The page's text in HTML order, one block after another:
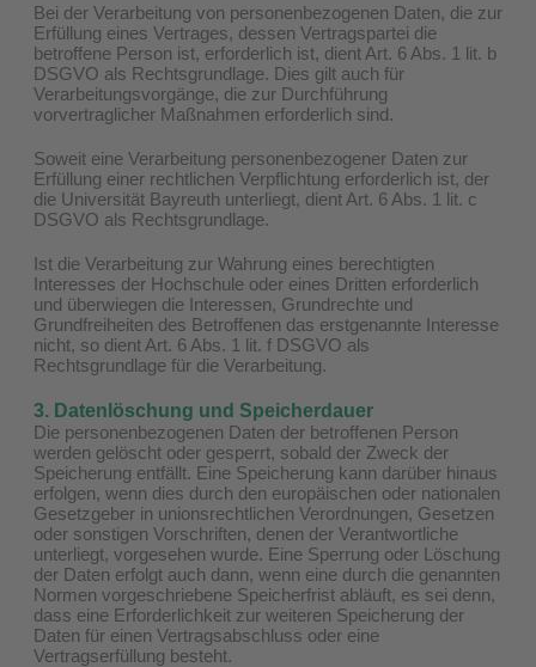
Bei der Verarbeitung von personenbezogenen Daten, die zur
Erfüllung eines Vertrages, dessen Vertragspartei die
betroffene Person ist, erforderlich ist, dient Art. 6 Abs. 1 lit. b
DSGVO als Rechtsgrundlage. Dies gilt auch für
Verarbeitungsvorgänge, die zur Durchführung
vorvertraglicher Maßnahmen erforderlich sind.
Soweit eine Verarbeitung personenbezogener Daten zur
Erfüllung einer rechtlichen Verpflichtung erforderlich ist, der
die Universität Bayreuth unterliegt, dient Art. 6 Abs. 1 lit. c
DSGVO als Rechtsgrundlage.
Ist die Verarbeitung zur Wahrung eines berechtigten
Interesses der Hochschule oder eines Dritten erforderlich
und überwiegen die Interessen, Grundrechte und
Grundfreiheiten des Betroffenen das erstgenannte Interesse
nicht, so dient Art. 6 Abs. 1 lit. f DSGVO als
Rechtsgrundlage für die Verarbeitung.
3. Datenlöschung und Speicherdauer
Die personenbezogenen Daten der betroffenen Person
werden gelöscht oder gesperrt, sobald der Zweck der
Speicherung entfällt. Eine Speicherung kann darüber hinaus
erfolgen, wenn dies durch den europäischen oder nationalen
Gesetzgeber in unionsrechtlichen Verordnungen, Gesetzen
oder sonstigen Vorschriften, denen der Verantwortliche
unterliegt, vorgesehen wurde. Eine Sperrung oder Löschung
der Daten erfolgt auch dann, wenn eine durch die genannten
Normen vorgeschriebene Speicherfrist abläuft, es sei denn,
dass eine Erforderlichkeit zur weiteren Speicherung der
Daten für einen Vertragsabschluss oder eine
Vertragserfüllung besteht.